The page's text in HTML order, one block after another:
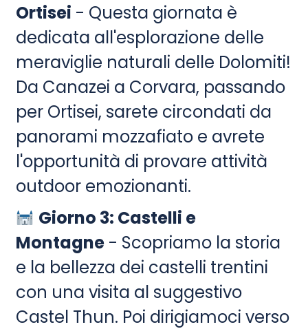
Ortisei - Questa giornata è
dedicata all'esplorazione delle
meraviglie naturali delle Dolomiti!
Da Canazei a Corvara, passando
per Ortisei, sarete circondati da
panorami mozzafiato e avrete
l'opportunità di provare attività
outdoor emozionanti.
Giorno 3: Castelli e
Montagne- Scopriamo la storia
e la bellezza dei castelli trentini
con una visita al suggestivo
Castel Thun. Poi dirigiamoci verso